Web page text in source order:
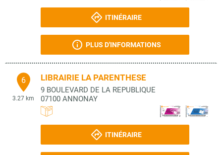
ITINÉRAIRE
PLUS D'INFORMATIONS
6
3.27 km
LIBRAIRIE LA PARENTHESE
9 BOULEVARD DE LA REPUBLIQUE
07100 ANNONAY
ITINÉRAIRE